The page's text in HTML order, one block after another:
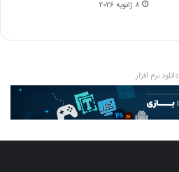
8 ژانویه 2026
دانلود نرم افزار